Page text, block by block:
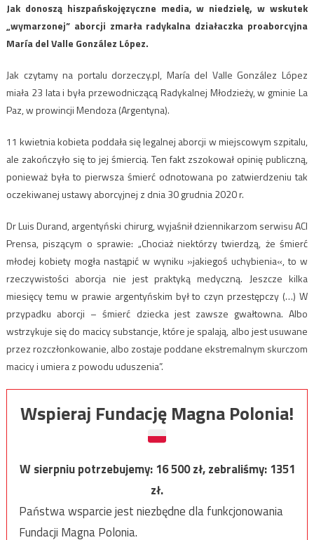
Jak donoszą hiszpańskojęzyczne media, w niedzielę, w wskutek
„wymarzonej” aborcji zmarła radykalna działaczka proaborcyjna
María del Valle González López.
Jak czytamy na portalu dorzeczy.pl, María del Valle González López
miała 23 lata i była przewodniczącą Radykalnej Młodzieży, w gminie La
Paz, w prowincji Mendoza (Argentyna).
11 kwietnia kobieta poddała się legalnej aborcji w miejscowym szpitalu,
ale zakończyło się to jej śmiercią. Ten fakt zszokował opinię publiczną,
ponieważ była to pierwsza śmierć odnotowana po zatwierdzeniu tak
oczekiwanej ustawy aborcyjnej z dnia 30 grudnia 2020 r.
Dr Luis Durand, argentyński chirurg, wyjaśnił dziennikarzom serwisu ACI
Prensa, piszącym o sprawie: „Chociaż niektórzy twierdzą, że śmierć
młodej kobiety mogła nastąpić w wyniku »jakiegoś uchybienia«, to w
rzeczywistości aborcja nie jest praktyką medyczną. Jeszcze kilka
miesięcy temu w prawie argentyńskim był to czyn przestępczy (…) W
przypadku aborcji – śmierć dziecka jest zawsze gwałtowna. Albo
wstrzykuje się do macicy substancje, które je spalają, albo jest usuwane
przez rozczłonkowanie, albo zostaje poddane ekstremalnym skurczom
macicy i umiera z powodu uduszenia”.
Wspieraj Fundację Magna Polonia!
W sierpniu potrzebujemy:16 500zł, zebraliśmy:1351
zł.
Państwa wsparcie jest niezbędne dla funkcjonowania
Fundacji Magna Polonia.